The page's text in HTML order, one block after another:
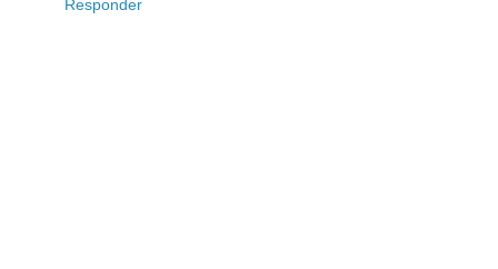
Responder